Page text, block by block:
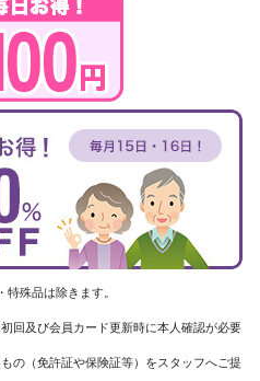
特殊品は除きます。
回及び会員カード更新時に本人確認が必要
の（免許証や保険証等）をスタッフへご提